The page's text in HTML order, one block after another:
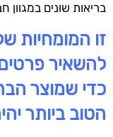
בריאות שונים במגוון
זו המומחיות
להשאיר
כדי שמוצר
הטוב ביותר